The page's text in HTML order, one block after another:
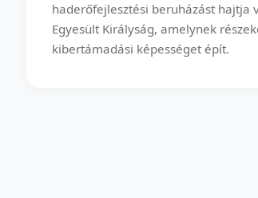
haderőfejlesztési beruházást hajtja
Egyesült Királyság, amelynek
kibertámadási képességet épít.